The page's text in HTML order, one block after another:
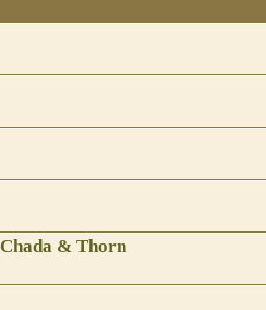
& Thorn